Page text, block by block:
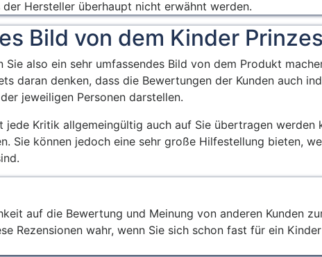
Hersteller überhaupt nicht erwähnt werden.
Bild von dem Kinder
Sie also ein sehr umfassendes Bild von dem Produkt
daran denken, dass die Bewertungen der Kunden auch
jeweiligen Personen darstellen.
jede Kritik allgemeingültig auch auf Sie übertragen werden
Sie können jedoch eine sehr große Hilfestellung bieten,
auf die Bewertung und Meinung von anderen Kunden
Rezensionen wahr, wenn Sie sich schon fast für ein